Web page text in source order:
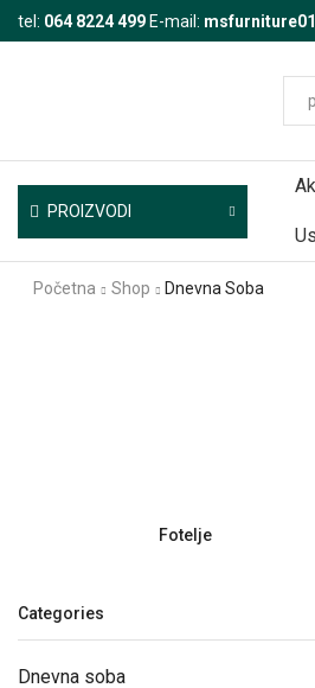
tel: 064 8224 499E-mail:
PROIZVODI
Početna Shop Dnevna Soba
Fotelje
Categories
Dnevna soba